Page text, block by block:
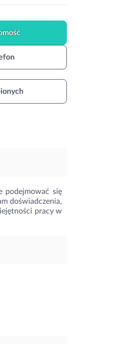
podejmować się
doświadczenia,
pracy w